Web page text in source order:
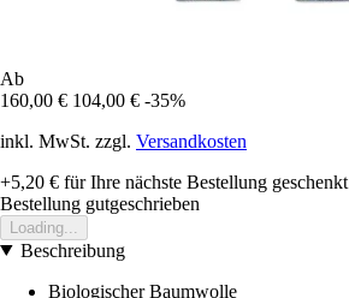
Ab
160,00 € 104,00 € -35%
inkl. MwSt. zzgl. Versandkosten
+5,20 € für Ihre nächste Bestellung geschenkt
Bestellung gutgeschrieben
Loading...
Beschreibung
Biologischer Baumwolle